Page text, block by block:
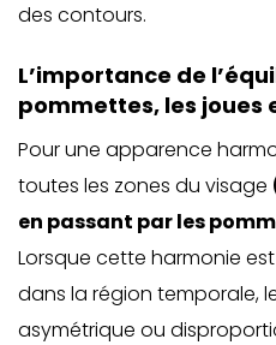
des contours.
L’importance de
pommettes, les joues
Pour une apparence
toutes les zones du visage
en passant par les
Lorsque cette harmonie
dans la région temporale,
asymétrique ou